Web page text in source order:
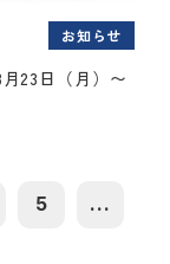
お知らせ
23日（月）〜
5 ...